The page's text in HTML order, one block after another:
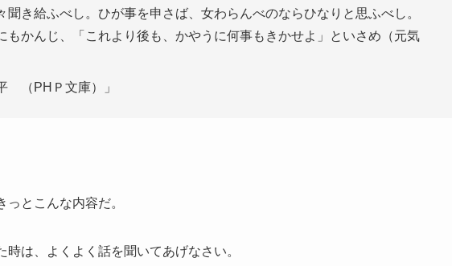
聞き給ふべし。ひが事を申さば、女わらんべのならひなりと思ふべし。
もかんじ、「これより後も、かやうに何事もきかせよ」といさめ（元気
（PHＰ文庫）」
とこんな内容だ。
時は、よくよく話を聞いてあげなさい。